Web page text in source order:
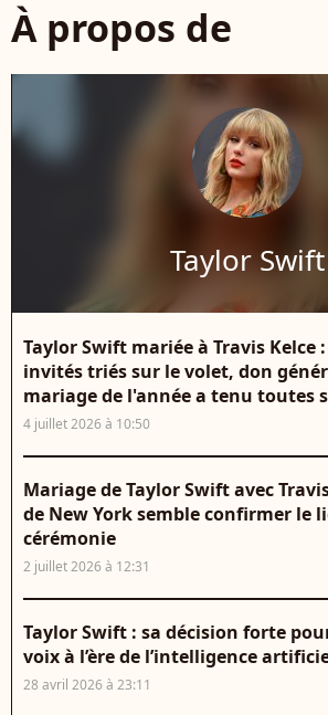
À propos de
Taylor Swift
Taylor Swift mariée à Travis Kelce
invités triés sur le volet, don
mariage de l'année a tenu toutes
4 juillet 2026 à 10:50
Mariage de Taylor Swift avec
de New York semble confirmer le
cérémonie
2 juillet 2026 à 12:31
Taylor Swift : sa décision forte
voix à l’ère de l’intelligence
28 avril 2026 à 23:11